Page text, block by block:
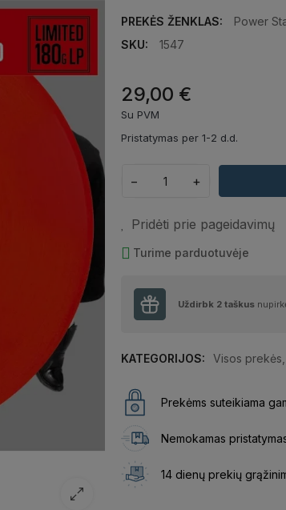
PREKĖS ŽENKLAS:
Power
SKU:
1547
29,00 €
Su PVM
Pristatymas per 1-2 d.d.
− +
Pridėti prie pageidavimų
Turime parduotuvėje
Uždirbk 2taškus
KATEGORIJOS: Visos prekės
Prekėms suteikiama
Nemokamas
14 dienų prekių